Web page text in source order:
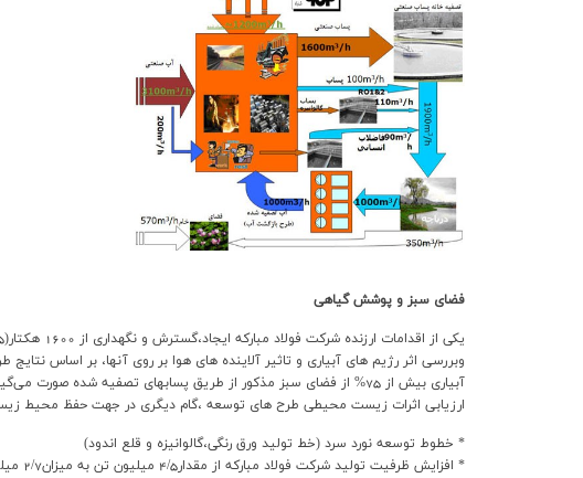
فضاي سبز و پوشش گياهي
وبررسي اثر رژيم هاي آبياري و تاثير آلاينده هاي هوا بر روي آنها، بر اساس نتايج طرح تحقيقاتي گونه شناسي
آبياري بيش از 75% از فضاي سبز مذكور از طريق پسابهاي تصفيه شده صورت مي‌گيرد كه 1200 هكتار آن به صورت آبياري قطره اي مي‌باشد .
ارزيابي اثرات زيست محيطي طرح هاي توسعه ،گام ديگري در جهت حفظ محيط
* خطوط توسعه نورد سرد (خط توليد ورق رنگي،گالوانيزه و قلع اندود)
* افزايش ظرفيت توليد شركت فولاد مباركه از مقدار4/5 ميليون تن به ميزان2/7 ميليون تن